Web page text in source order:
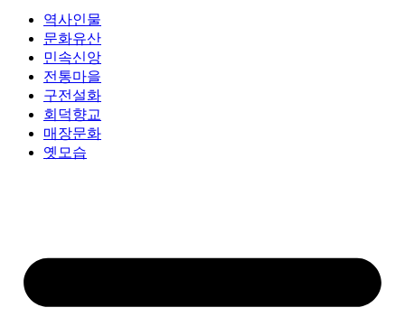
역사인물
문화유산
민속신앙
전통마을
구전설화
회덕향교
매장문화
옛모습